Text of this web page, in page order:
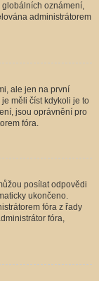
globálních oznámení,
administrátorem
ale jen na první
měli číst kdykoli je to
jsou oprávnění pro
fóra.
posílat odpovědi
ukončeno.
fóra z řady
fóra,